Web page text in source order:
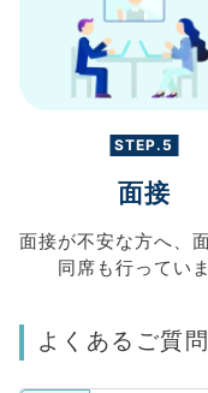
STEP.5
面接
面接が不安な方へ、
同席も行ってい
よくあるご質問